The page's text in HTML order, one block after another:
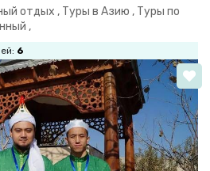
отдых , Туры в Азию , Туры по
,
6